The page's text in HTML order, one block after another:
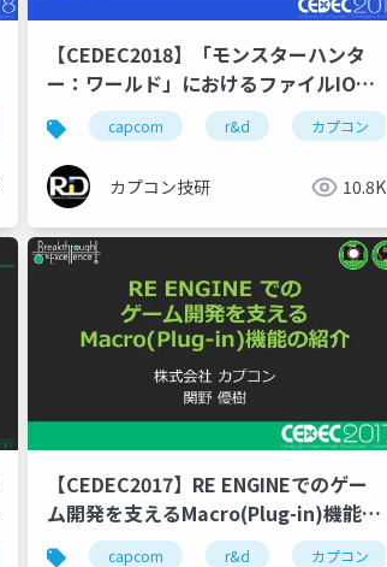
cedec2018 re engine
カプコン技研 cedec ゲーム開発
【CEDEC2018】「モンスターハンタ
ー：ワールド」におけるファイルIO最
適化
capcom r&d カプコン
カプコン技研 10.8K
cedec2017 re engine
カプコン技研 cedec ゲーム開発
【CEDEC2017】RE ENGINEでのゲー
ム開発を支えるMacro(Plug-in)機能の
紹介
capcom r&d カプコン